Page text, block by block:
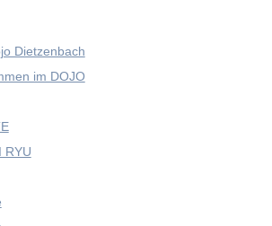
Dietzenbach
im DOJO
RYU